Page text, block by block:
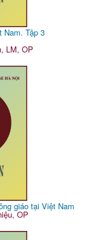
Nam. Tập 3
LM, OP
giáo tại Việt Nam
OP